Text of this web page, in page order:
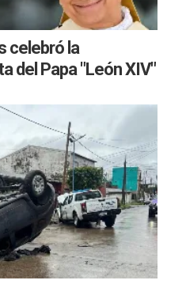
celebró la
del Papa "León XIV"